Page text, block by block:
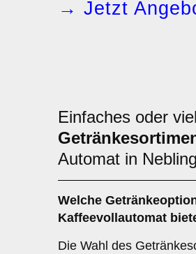
→ Jetzt
Einfaches oder
Automat in
Welche
Kaffeevollautomat
Die Wahl des